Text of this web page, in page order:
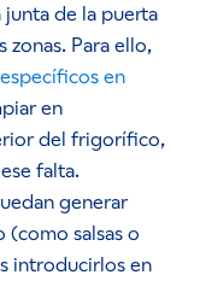
junta de la puerta
Para ello,
en
en
del frigorífico,
falta.
generar
salsas o
introducirlos en